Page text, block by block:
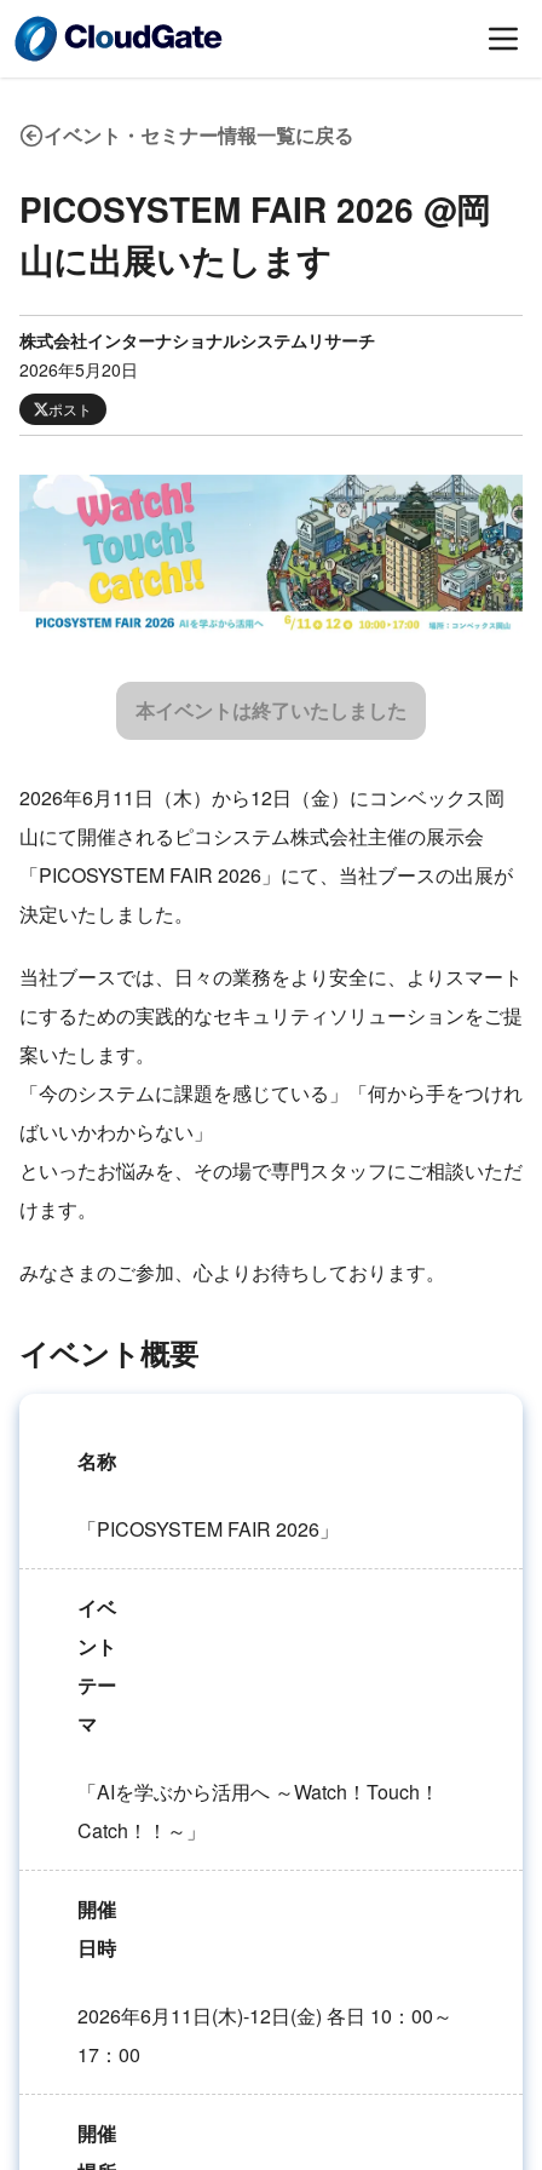
イベント・セミナー情報一覧に戻る
PICOSYSTEM FAIR 2026 @岡
山に出展いたします
株式会社インターナショナルシステムリサーチ
2026年5月20日
ポスト
本イベントは終了いたしました
2026年6月11日（木）から12日（金）にコンベックス岡
山にて開催されるピコシステム株式会社主催の展示会
「PICOSYSTEM FAIR 2026」にて、当社ブースの出展が
決定いたしました。
当社ブースでは、日々の業務をより安全に、よりスマート
にするための実践的なセキュリティソリューションをご提
案いたします。
「今のシステムに課題を感じている」「何から手をつけれ
ばいいかわからない」
といったお悩みを、その場で専門スタッフにご相談いただ
けます。
みなさまのご参加、心よりお待ちしております。
イベント概要
名称
「PICOSYSTEM FAIR 2026」
イベ
ント
テー
マ
「AIを学ぶから活用へ ～Watch！Touch！
Catch！！～」
開催
日時
2026年6月11日(木)-12日(金) 各日 10：00～
17：00
開催